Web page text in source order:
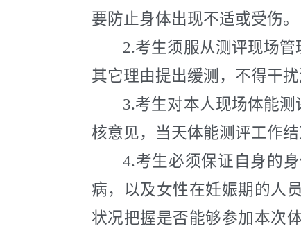
要防止身体出现不适或受伤。
2.考生须服从测评现场
其它理由提出缓测，不得干扰
3.考生对本人现场体能
核意见，当天体能测评工作结
4.考生必须保证自身的
病，以及女性在妊娠期的人
状况把握是否能够参加本次